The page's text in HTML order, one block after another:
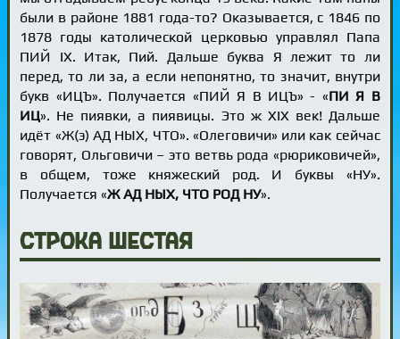
были в районе 1881 года-то? Оказывается, с 1846 по
1878 годы католической церковью управлял Папа
ПИЙ IX. Итак, Пий. Дальше буква Я лежит то ли
перед, то ли за, а если непонятно, то значит, внутри
букв «ИЦЪ». Получается «ПИЙ Я В ИЦЪ» - «ПИ Я В
ИЦ». Не пиявки, а пиявицы. Это ж XIX век! Дальше
идёт «Ж(э) АД НЫХ, ЧТО». «Олеговичи» или как сейчас
говорят, Ольговичи – это ветвь рода «рюриковичей»,
в общем, тоже княжеский род. И буквы «НУ».
Получается «Ж АД НЫХ, ЧТО РОД НУ».
Строка шестая